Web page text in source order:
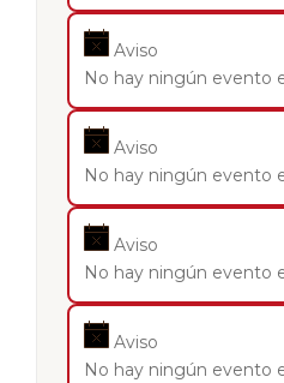
Aviso
No hay ningún evento
Aviso
No hay ningún evento
Aviso
No hay ningún evento
Aviso
No hay ningún evento